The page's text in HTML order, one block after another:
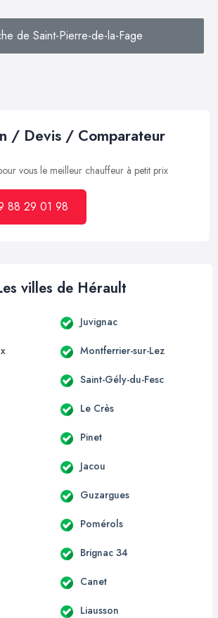
de Saint-Pierre-de-la-Fage
/ Devis / Comparateur
vous le meilleur chauffeur à petit prix
88 29 01 98
villes de Hérault
Juvignac
Montferrier-sur-Lez
Saint-Gély-du-Fesc
Le Crès
Pinet
Jacou
Guzargues
Pomérols
Brignac 34
Canet
Liausson